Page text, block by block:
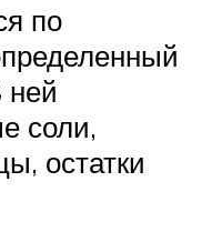
по
ней
соли,
остатки